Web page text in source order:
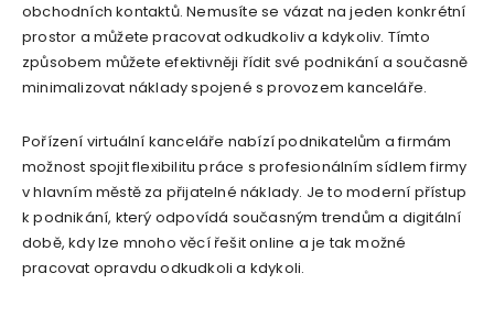
obchodních kontaktů. Nemusíte se vázat na jeden konkrétní
prostor a můžete pracovat odkudkoliv a kdykoliv. Tímto
způsobem můžete efektivněji řídit své podnikání a současně
minimalizovat náklady spojené s provozem kanceláře.
Pořízení virtuální kanceláře nabízí podnikatelům a firmám
možnost spojit flexibilitu práce s profesionálním sídlem firmy
v hlavním městě za přijatelné náklady. Je to moderní přístup
k podnikání, který odpovídá současným trendům a digitální
době, kdy lze mnoho věcí řešit online a je tak možné
pracovat opravdu odkudkoli a kdykoli.